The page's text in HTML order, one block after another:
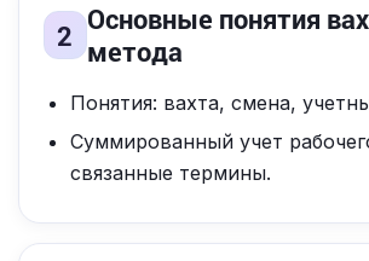
2 Основные понятия
метода
Понятия: вахта, смена,
Суммированный учет
связанные термины.